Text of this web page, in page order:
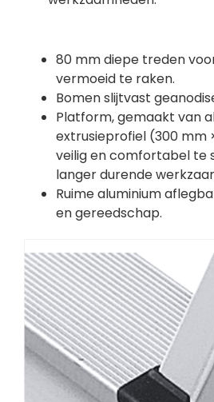
80 mm diepe treden
vermoeid te raken.
Bomen slijtvast
Platform, gemaakt van
extrusieprofiel (300 mm
veilig en comfortabel te
langer durende
Ruime aluminium
en gereedschap.